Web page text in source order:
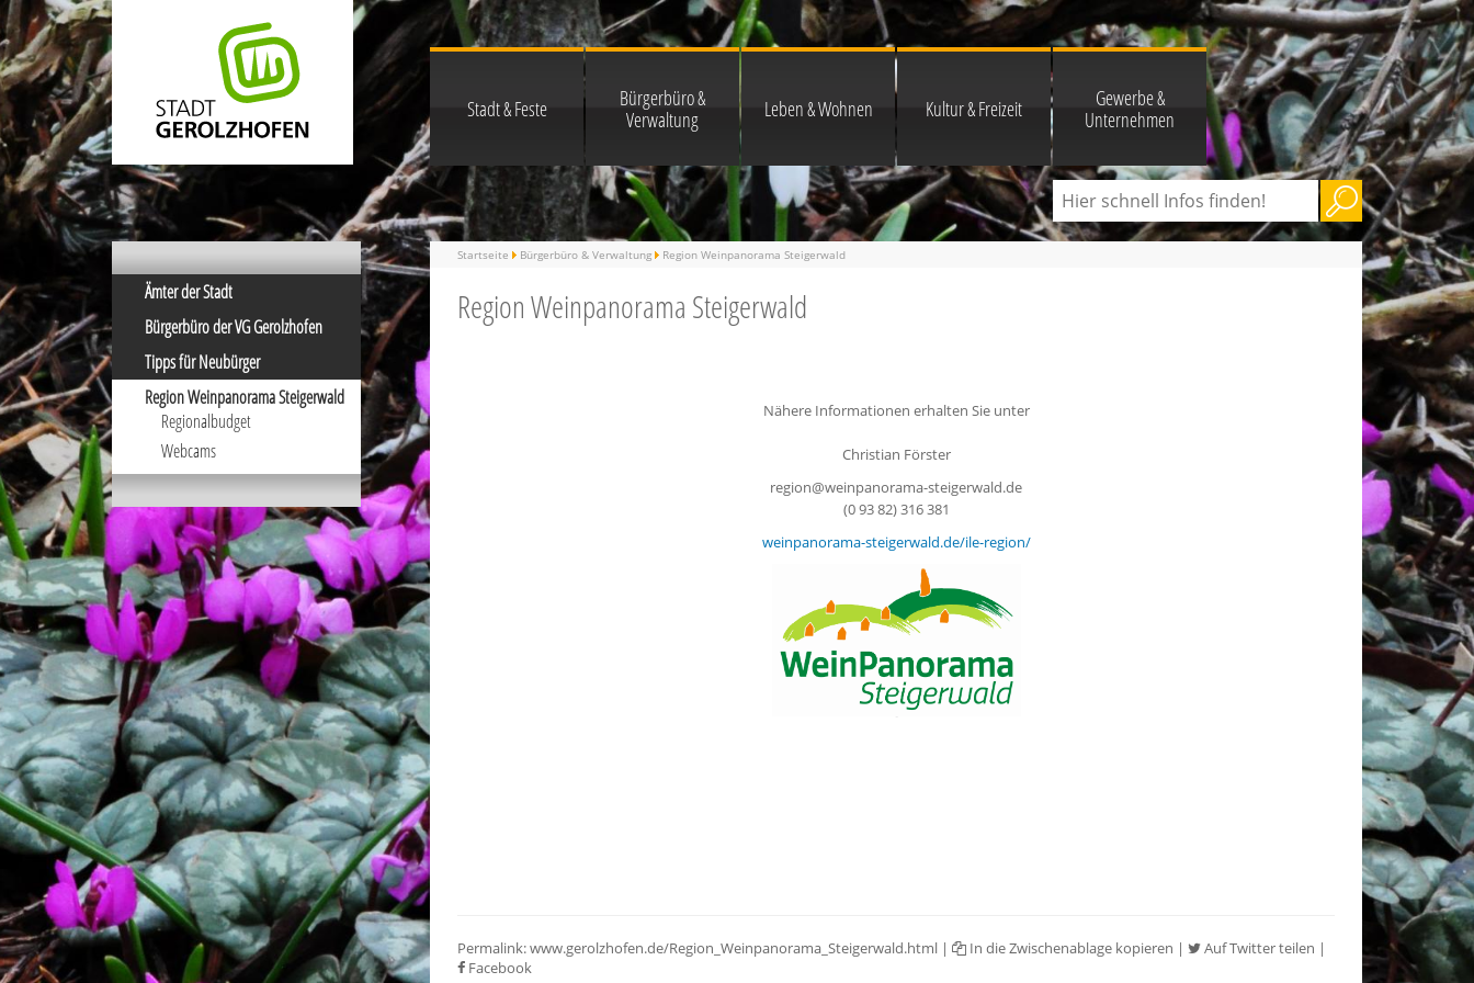
Stadt & Feste
Bürgerbüro &
Verwaltung
Leben & Wohnen Kultur & Freizeit
Gewerbe &
Unternehmen
Ämter der Stadt
Bürgerbüro der VG Gerolzhofen
Tipps für Neubürger
Region Weinpanorama Steigerwald
Regionalbudget
Webcams
Startseite Bürgerbüro & Verwaltung Region Weinpanorama Steigerwald
Region Weinpanorama Steigerwald
Nähere Informationen erhalten Sie unter
Christian Förster
region@weinpanorama-steigerwald.de
(0 93 82) 316 381
weinpanorama-steigerwald.de/ile-region/
Permalink:www.gerolzhofen.de/Region_Weinpanorama_Steigerwald.html | In die Zwischenablage kopieren | Auf Twitter teilen |
Facebook